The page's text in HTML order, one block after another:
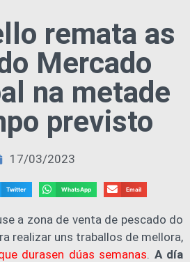
remata as
Mercado
na metade
previsto
17/03/2023
Twitter WhatsApp Email
a zona de venta de pescado do
realizar uns traballos de mellora,
durasen dúas semanas. A día